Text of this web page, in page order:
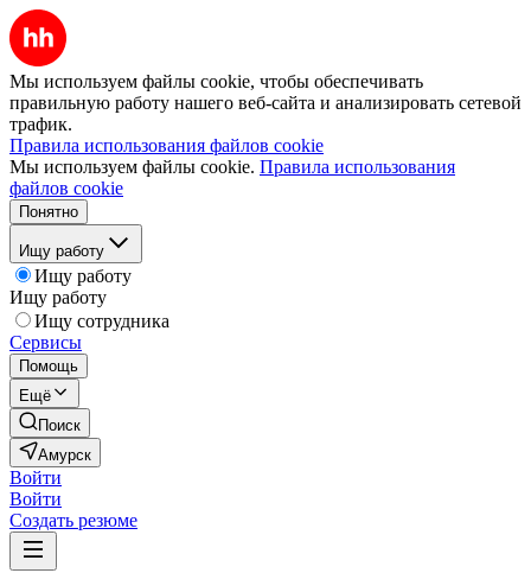
Мы используем файлы cookie, чтобы обеспечивать
правильную работу нашего веб-сайта и анализировать сетевой
трафик.
Правила использования файлов cookie
Мы используем файлы cookie. Правила использования
файлов cookie
Понятно
Ищу работу
Ищу работу
Ищу работу
Ищу сотрудника
Сервисы
Помощь
Ещё
Поиск
Амурск
Войти
Войти
Создать резюме